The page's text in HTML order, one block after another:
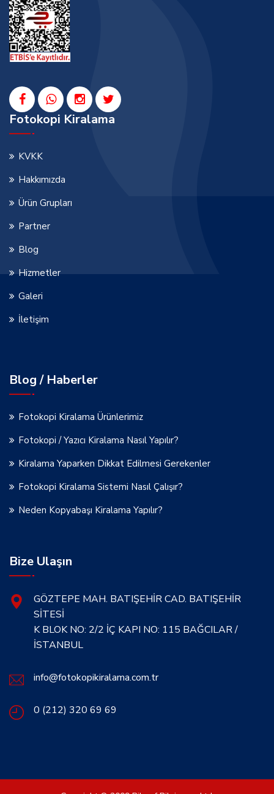
Fotokopi Kiralama
KVKK
Hakkımızda
Ürün Grupları
Partner
Blog
Hizmetler
Galeri
İletişim
Blog / Haberler
Fotokopi Kiralama Ürünlerimiz
Fotokopi / Yazıcı Kiralama Nasıl Yapılır?
Kiralama Yaparken Dikkat Edilmesi Gerekenler
Fotokopi Kiralama Sistemi Nasıl Çalışır?
Neden Kopyabaşı Kiralama Yapılır?
Bize Ulaşın
GÖZTEPE MAH. BATIŞEHİR CAD. BATIŞEHİR
SİTESİ
K BLOK NO: 2/2 İÇ KAPI NO: 115 BAĞCILAR /
İSTANBUL
info@fotokopikiralama.com.tr
0 (212) 320 69 69